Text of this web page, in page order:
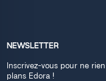
NEWSLETTER
Inscrivez-vous pour ne
plans Edora !